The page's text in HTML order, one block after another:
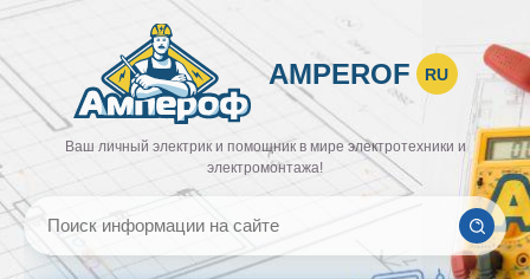
AMPEROF RU
Ваш личный электрик и помощник в мире электротехники и
электромонтажа!